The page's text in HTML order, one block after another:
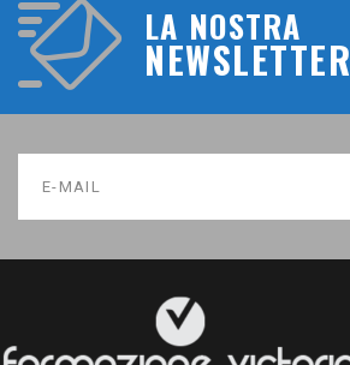
LA NOSTRA
NEWSLETTER